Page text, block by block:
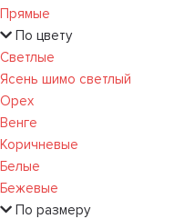
Прямые
По цвету
Светлые
Ясень шимо светлый
Орех
Венге
Коричневые
Белые
Бежевые
По размеру